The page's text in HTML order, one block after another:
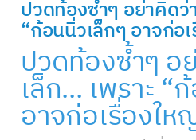
ปวดท้องซ้ำๆ อย่าคิดว่
“ก้อนนิ่วเล็กๆ อาจก่อ
ปวดท้องซ้ำๆ อ
เล็ก… เพราะ “
อาจก่อเรื่องให